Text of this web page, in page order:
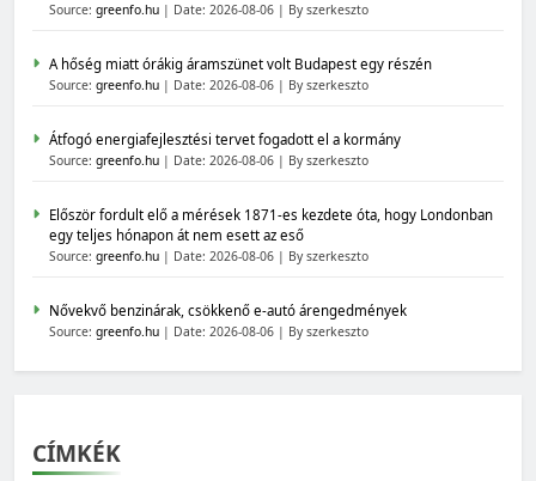
Source: greenfo.hu Date: 2026-08-06 By szerkeszto
A hőség miatt órákig áramszünet volt Budapest egy részén
Source: greenfo.hu Date: 2026-08-06 By szerkeszto
Átfogó energiafejlesztési tervet fogadott el a kormány
Source: greenfo.hu Date: 2026-08-06 By szerkeszto
Először fordult elő a mérések 1871-es kezdete óta, hogy Londonban
egy teljes hónapon át nem esett az eső
Source: greenfo.hu Date: 2026-08-06 By szerkeszto
Nővekvő benzinárak, csökkenő e-autó árengedmények
Source: greenfo.hu Date: 2026-08-06 By szerkeszto
CÍMKÉK